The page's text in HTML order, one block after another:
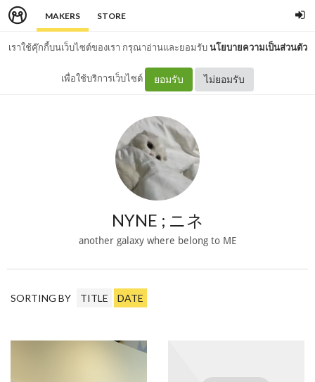
MAKERS STORE
เราใช้คุ๊กกี้บนเว็บไซต์ของเรา กรุณาอ่านและยอมรับนโยบายความเป็นส่วนตัว
เพื่อใช้บริการเว็บไซต์ ยอมรับ ไม่ยอมรับ
NYNE ; ニネ
another galaxy where belong to ME
SORTING BY TITLE DATE